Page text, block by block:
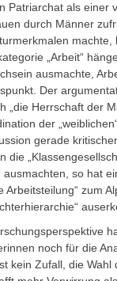
Patriarchat als einer
durch Männer
„Arbeit“
ausmachte,
Der
„die Herrschaft der
der
gerade
die
ausmachten, so hat
Arbeitsteilung“ zum
noch für die
kein Zufall, die